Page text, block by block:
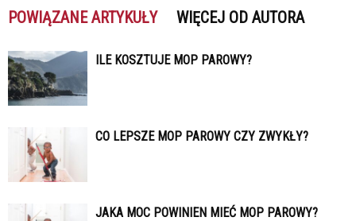
POWIĄZANE ARTYKUŁY WIĘCEJ OD AUTORA
ILE KOSZTUJE MOP PAROWY?
CO LEPSZE MOP PAROWY CZY ZWYKŁY?
JAKA MOC POWINIEN MIEĆ MOP PAROWY?